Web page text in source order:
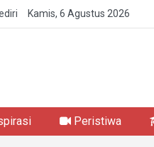
Kamis, 6 Agustus 2026
Peristiwa